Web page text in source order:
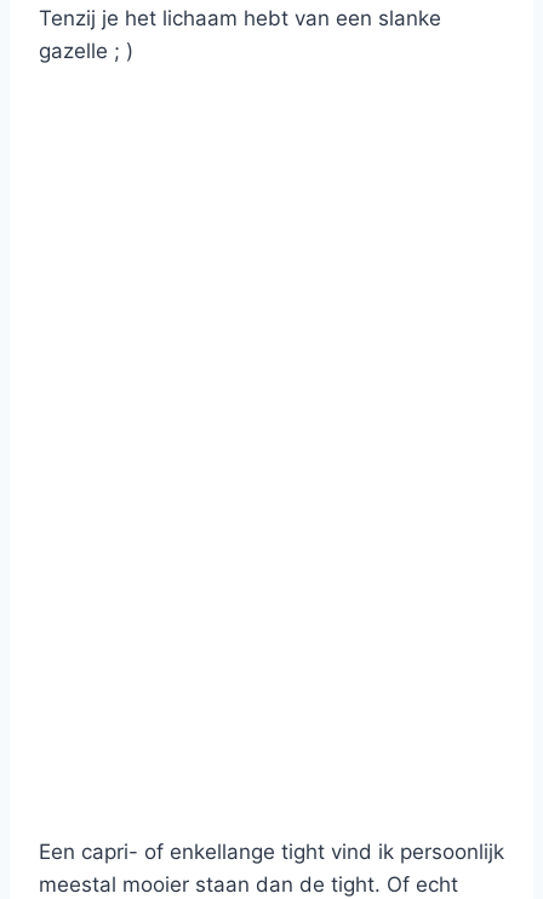
Tenzij je het lichaam hebt van een slanke
gazelle ; )
Een capri- of enkellange tight vind ik persoonlijk
meestal mooier staan dan de tight. Of echt